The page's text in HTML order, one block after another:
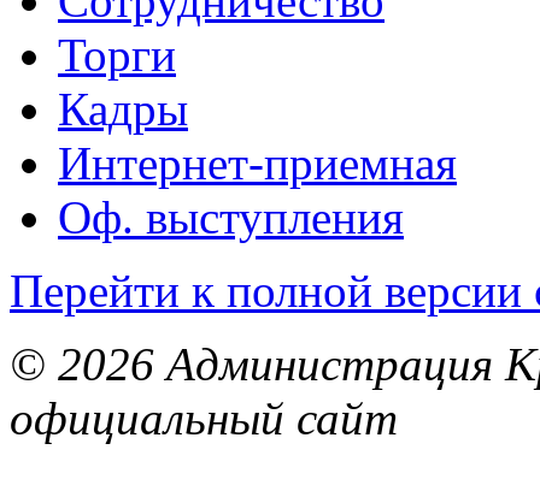
Торги
Кадры
Интернет-приемная
Оф. выступления
Перейти к полной версии
© 2026 Администрация
официальный сайт